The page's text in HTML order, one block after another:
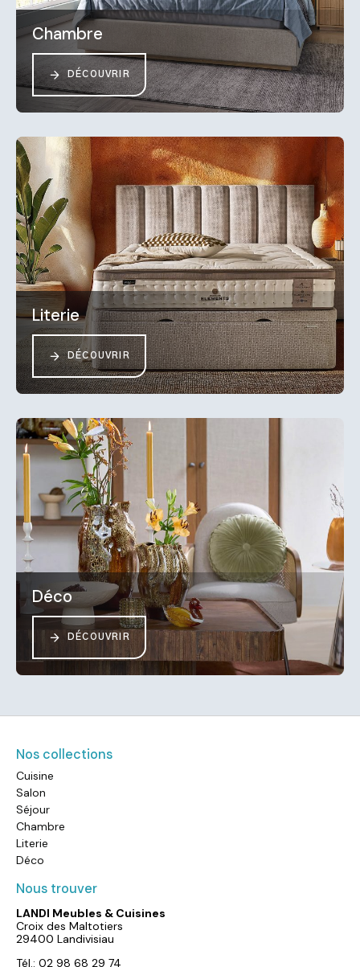
Chambre
DÉCOUVRIR
Literie
DÉCOUVRIR
Déco
DÉCOUVRIR
Nos collections
Cuisine
Salon
Séjour
Chambre
Literie
Déco
Nous trouver
LANDI Meubles & Cuisines
Croix des Maltotiers
29400 Landivisiau
Tél.: 02 98 68 29 74